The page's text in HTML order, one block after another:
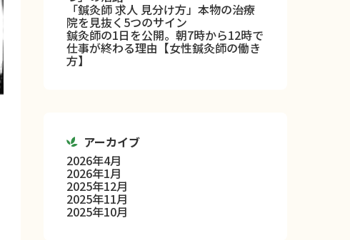
「鍼灸師 求人 見分け方」本物の治療
院を見抜く5つのサイン
鍼灸師の1日を公開。朝7時から12時で
仕事が終わる理由【女性鍼灸師の働き
方】
アーカイブ
2026年4月
2026年1月
2025年12月
2025年11月
2025年10月